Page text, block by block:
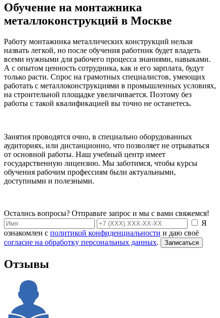
Обучение на монтажника
металлоконструкций в Москве
Работу монтажника металлических конструкций нельзя
назвать легкой, но после обучения работник будет владеть
всеми нужными для рабочего процесса знаниями, навыками.
А с опытом ценность сотрудника, как и его зарплата, будут
только расти. Спрос на грамотных специалистов, умеющих
работать с металлоконструкциями в промышленных условиях,
на строительной площадке увеличивается. Поэтому без
работы с такой квалификацией вы точно не останетесь.
Занятия проводятся очно, в специально оборудованных
аудиториях, или дистанционно, что позволяет не отрываться
от основной работы. Наш учебный центр имеет
государственную лицензию. Мы заботимся, чтобы курсы
обучения рабочим профессиям были актуальными,
доступными и полезными.
Остались вопросы? Отправьте запрос и мы с вами свяжемся!
Я
ознакомлен с политикой конфиденциальности и даю своё
согласие на обработку персональных данных. Записаться
Отзывы